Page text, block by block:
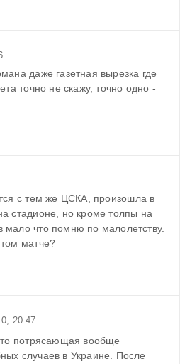
даже газетная вырезка где
точно не скажу, точно одно -
с тем же ЦСКА, произошла в
стадионе, но кроме толпы на
что помню по малолетству.
матче?
20:47
потрясающая вообще
случаев в Украине. После